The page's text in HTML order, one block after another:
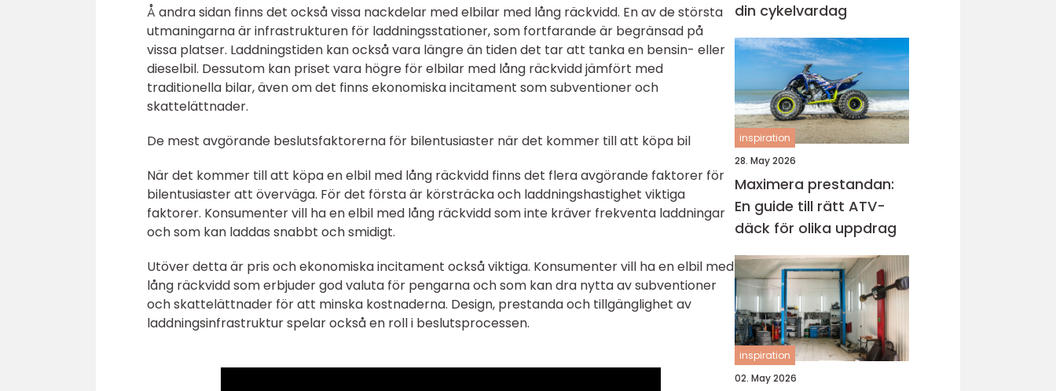
Å andra sidan finns det också vissa nackdelar med elbilar med lång räckvidd. En av de största
utmaningarna är infrastrukturen för laddningsstationer, som fortfarande är begränsad på
vissa platser. Laddningstiden kan också vara längre än tiden det tar att tanka en bensin- eller
dieselbil. Dessutom kan priset vara högre för elbilar med lång räckvidd jämfört med
traditionella bilar, även om det finns ekonomiska incitament som subventioner och
skattelättnader.
De mest avgörande beslutsfaktorerna för bilentusiaster när det kommer till att köpa bil
När det kommer till att köpa en elbil med lång räckvidd finns det flera avgörande faktorer för
bilentusiaster att överväga. För det första är körsträcka och laddningshastighet viktiga
faktorer. Konsumenter vill ha en elbil med lång räckvidd som inte kräver frekventa laddningar
och som kan laddas snabbt och smidigt.
Utöver detta är pris och ekonomiska incitament också viktiga. Konsumenter vill ha en elbil med
lång räckvidd som erbjuder god valuta för pengarna och som kan dra nytta av subventioner
och skattelättnader för att minska kostnaderna. Design, prestanda och tillgänglighet av
laddningsinfrastruktur spelar också en roll i beslutsprocessen.
din cykelvardag
inspiration
28. May 2026
Maximera prestandan:
En guide till rätt ATV-
däck för olika uppdrag
inspiration
02. May 2026